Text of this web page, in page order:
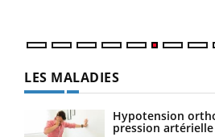
LES MALADIES
Hypotension
pression